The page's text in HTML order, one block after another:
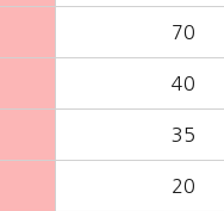
70
40
35
20